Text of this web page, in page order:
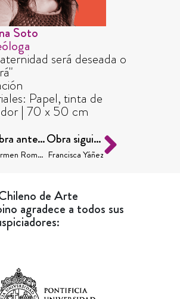
Soto
será deseada o
Papel, tinta de
| 70 x 50 cm
Obra anterior
Carmen Romero
Obra siguiente
Francisca Yáñez
de Arte
agradece a todos sus